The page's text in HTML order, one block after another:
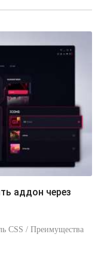
аддон через
CSS / Преимущества